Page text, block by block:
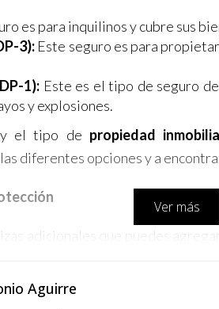
es para inquilinos y cubre sus
3): Este seguro es para
1): Este es el tipo de seguro
y explosiones.
y el tipo de propiedad
diferentes opciones y a
adicionales que puedes
es esencial si tu propiedad se
Ver más
Aguirre